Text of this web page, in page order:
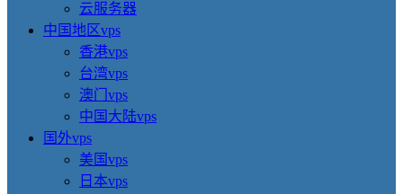
云服务器
中国地区vps
香港vps
台湾vps
澳门vps
中国大陆vps
国外vps
美国vps
日本vps